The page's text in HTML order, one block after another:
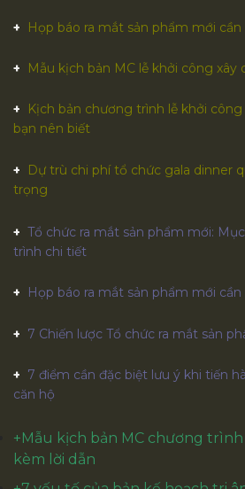
Họp báo ra mắt sản phẩm mới
Mẫu kịch bản MC lễ khởi công
Kịch bản chương trình lễ khởi
bạn nên biết
Dự trù chi phí tổ chức gala dinner
trọng
Tổ chức ra mắt sản phẩm mới:
trình chi tiết
Họp báo ra mắt sản phẩm mới
7 Chiến lược Tổ chức ra mắt sản
7 điểm cần đặc biệt lưu ý khi tiến
căn hộ
+Mẫu kịch bản MC chương
kèm lời dẫn